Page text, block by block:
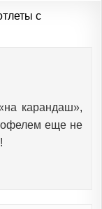
с
карандаш»,
еще не